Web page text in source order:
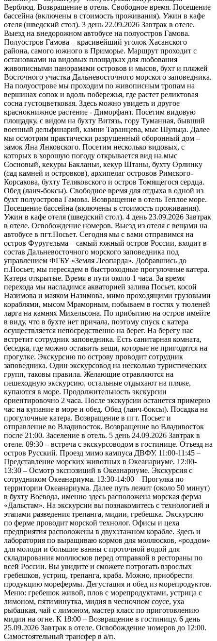
Верблюд. Возвращение в отель. Свободное время. Посещение
бассейна (включены в стоимость проживания). Ужин в кафе
отеля (шведский стол). 3 день 22.09.2026 Завтрак в отеле.
Выезд на внедорожном автобусе на полуостров Гамова.
Полуостров Гамова – красивейший уголок Хасанского
района, самого южного в Приморье. Маршрут проходит с
остановками на видовых площадках для любования
живописными панорамами островов и мысов, бухт и пляжей
Восточного участка Дальневосточного морского заповедника.
На полуострове мы проходим по живописным тропам на
вершинах сопок и вдоль побережья, где растет реликтовая
сосна густоцветковая. Здесь можно увидеть и другое
краснокнижное растение - Диморфант. Посетим видовую
площадку, с видом на бухту Витязь, гору Туманная, бывший
военный дельфинарий, камни Таранцева, мыс Шульца. Далее
мы осмотрим практически разрушенный оборонный дом –
замок Яна Янковского. Посетим несколько видовых, с
которых в хорошую погоду открывается вид на мыс
Сосновый, кекуры Бакланьи, кекур Штаны, бухту Орлинку
(сад камней и островков), архипелаг островов Римского-
Корсакова, бухту Теляковского и остров Томящегося сердца.
Обед (ланч-боксы). Свободное время для отдыха в одной из
бухт полуострова Гамова. Возвращение в отель Теплое море.
Посещение бассейна (включены в стоимость проживания).
Ужин в кафе отеля (шведский стол). 4 день 23.09.2026 Завтрак
в отеле. Освобождение номеров. Выезд из отеля с вещами на
автобусе в пгт.Посьет. Сегодня мы с вами отправимся на
остров Фуругельма – самый южный остров России, входит в
состав Дальневосточного морского заповедника под
управлением ФГБУ «Земля Леопарда». Добравшись до
п.Посьет, мы пересядем в быстроходные прогулочные катера.
Катера открытые. Время в пути около 1 часа. За время
перехода мы насладимся акваторией залива Посьет, косой
Назимова и маяком Назимова, мимо проходящими грузовыми
кораблями, мысом Мраморным, побываем в гостях у тюленей
ларга на камнях Михельсона. По прибытию на остров имейте
в виду, что в бухте нет причала, поэтому спуск с катера
осуществляется непосредственно на берег. На берегу нас
встретит сотрудник заповедника. Есть санитарная комната,
беседка, где можно оставить вещи, которые не пригодятся на
прогулке. Экскурсию по острову проводит сотрудник
заповедника. Один экскурсовод на несколько туристических
групп, таковы правила. Желающие отравляются на
пешеходную экскурсию, остальные отдыхают на пляже,
купаются в море. Продолжительность экскурсии
ориентировочно 2 часа. После экскурсии останется примерно
час на купание в море и обед. Обед (ланч-боксы). Посадка на
прогулочные катера. Возвращение в пгт. Посьет и
отправление во Владивосток. Возвращение во Владивосток
после 21:00. Заселение в отель. 5 день 24.09.2026 Завтрак в
отеле. 09:30 – встреча с экскурсоводом в гостинице. Отъезд на
остров Русский. Проезд мимо кампуса ДВФУ. 11:00-11:45 –
Представление морских животных в Океанариуме. 12:00-
13:30 – Осмотр экспозиций в Океанариуме. Экскурсия с
сотрудником Океанариума. 13:30-14:00 – Прогулка по
территории Океанариума. Далее путь лежит (около 50 минут)
в бухту Воевода, именно здесь расположена морская ферма
«Дальстам». На экскурсии вы познакомитесь с технологией и
этапами разведения трепанга, мидии, гребешка. Экскурсию
по ферме проводит морской технолог. Офисы и цеха
предприятия расположены в двухэтажном корабле. Здесь и
лаборатория по выращиваю кормов для моллюсков, «роддом»
для молоди и большие ванны с проточной водой для
складирования моллюсков перед отправкой в рестораны по
всей России. Вы увидите и сможете потрогать взрослых
гребешков, устриц, трепанга, краба. Можно, приобрести
продукцию морефермы. Дегустация и обед из морепродуктов.
Меню: гребешок живой, плов с морепродуктами, устрица с
лимоном, пятиминутка, мидия в чесночном соусе, уха
рыбацкая, чай с лимоном, мастер класс по приготовлению
мидии на огне. К 18:00 – Возвращение в гостиницу. 6 день
25.09.2026 Завтрак в отеле. Освобождение номеров до 12:00.
Самостоятельный трансфер в а/п.